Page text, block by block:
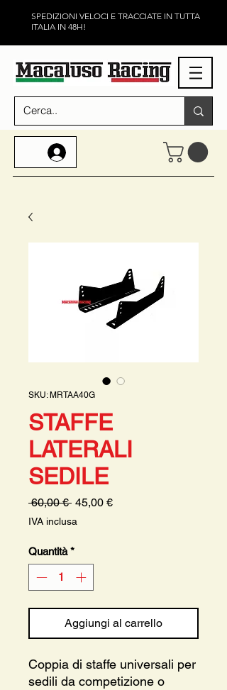
SPEDIZIONI VELOCI E TRACCIATE IN TUTTA
ITALIA IN 48H!
SKU: MRTAA40G
STAFFE
LATERALI
SEDILE
60,00 € Prezzo
45,00 €Prezzo
IVA inclusa
Quantità *
Aggiungi al carrello
Coppia di staffe universali per
sedili da competizione o